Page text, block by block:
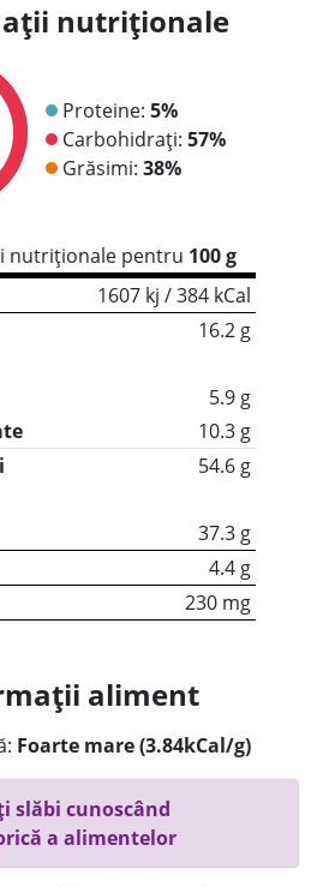
nutriționale
Proteine: 5%
Carbohidrați: 57%
Grăsimi: 38%
nutriționale pentru 100 g
1607 kj / 384 kCal
16.2 g
5.9 g
10.3 g
54.6 g
37.3 g
4.4 g
230 mg
aliment
Foarte mare (3.84kCal/g)
slăbi cunoscând
a alimentelor